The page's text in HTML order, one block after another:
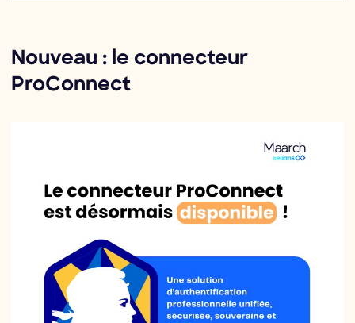
Nouveau : le connecteur
ProConnect